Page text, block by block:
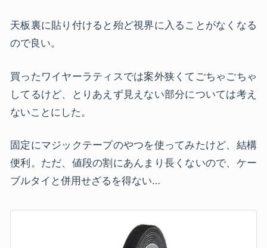
天板裏に貼り付けると殆ど視界に入ることがなくなる
ので良い。
買ったワイヤーラティスでは案外狭くてごちゃごちゃ
してるけど、とりあえず見えない部分については考え
ないことにした。
固定にマジックテープのやつを使ってみたけど、結構
便利。ただ、値段の割にあんまり長くないので、ケー
ブルタイと併用せざるを得ない…